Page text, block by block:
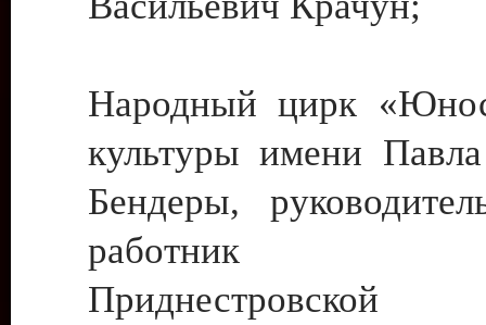
Народный цирк
культуры имени
Бендеры,
работник
Приднестровской